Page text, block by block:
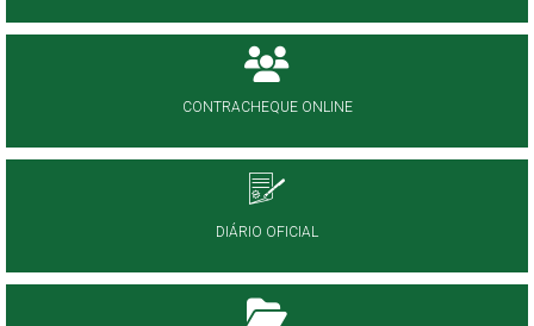
CONTRACHEQUE ONLINE
DIÁRIO OFICIAL